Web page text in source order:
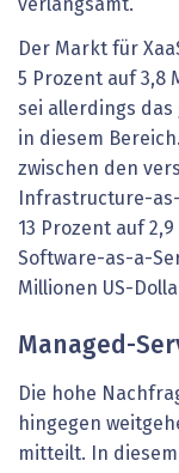
verlangsamt.
Der Markt für
5 Prozent auf 3,8
sei allerdings das
in diesem
zwischen den
Infrastructure-
13 Prozent auf
Software-as-a-
Millionen US-
Managed-
Die hohe
hingegen
mitteilt. In